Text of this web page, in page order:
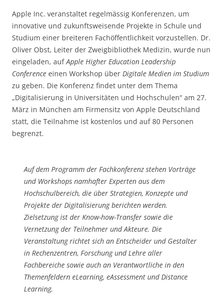
Apple Inc. veranstaltet regelmässig Konferenzen, um
innovative und zukunftsweisende Projekte in Schule und
Studium einer breiteren Fachöffentlichkeit vorzustellen. Dr.
Oliver Obst, Leiter der Zweigbibliothek Medizin, wurde nun
eingeladen, aufApple Higher Education Leadership
Conference einen Workshop über Digitale Medien im Studium
zu geben. Die Konferenz findet unter dem Thema
„Digitalisierung in Universitäten und Hochschulen“ am 27.
März in München am Firmensitz von Apple Deutschland
statt, die Teilnahme ist kostenlos und auf 80 Personen
begrenzt.
Auf dem Programm der Fachkonferenz stehen Vorträge
und Workshops namhafter Experten aus dem
Hochschulbereich, die über Strategien, Konzepte und
Projekte der Digitalisierung berichten werden.
Zielsetzung ist der Know-how-Transfer sowie die
Vernetzung der Teilnehmer und Akteure. Die
Veranstaltung richtet sich an Entscheider und Gestalter
in Rechenzentren, Forschung und Lehre aller
Fachbereiche sowie auch an Verantwortliche in den
Themenfeldern eLearning, eAssessment und Distance
Learning.